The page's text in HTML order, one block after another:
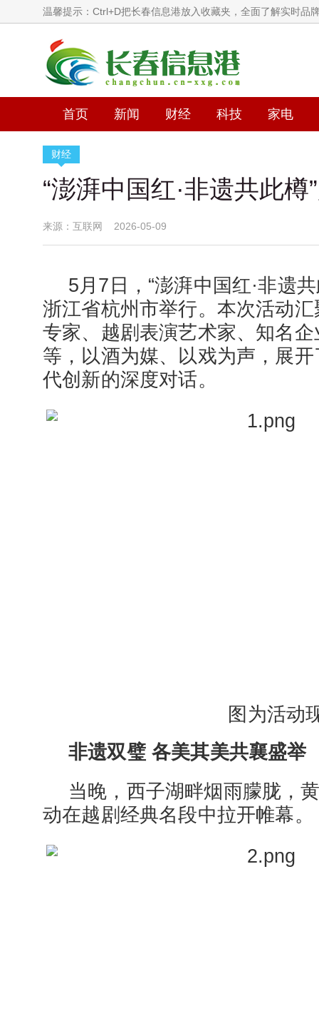
温馨提示：Ctrl+D把长春信息港放入收藏夹，全面了解实时品
首页 新闻 财经 科技 家电
财经
“澎湃中国红·非遗共此
来源：互联网 2026-05-09
5月7日，“澎湃中国红·非遗
浙江省杭州市举行。本次活动
专家、越剧表演艺术家、知名
等，以酒为媒、以戏为声，展
代创新的深度对话。
图为活动
非遗双璧 各美其美共襄盛举
当晚，西子湖畔烟雨朦胧，
动在越剧经典名段中拉开帷幕。